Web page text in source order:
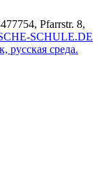
Pfarrstr. 8,
SCHULE.DE